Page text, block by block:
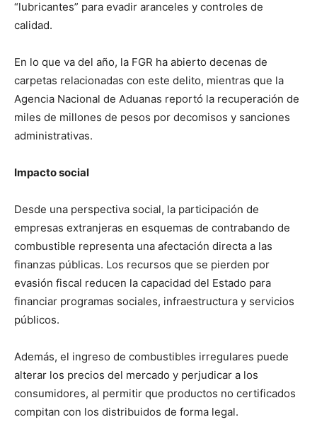
“lubricantes” para evadir aranceles y controles de
calidad.
En lo que va del año, la FGR ha abierto decenas de
carpetas relacionadas con este delito, mientras que la
Agencia Nacional de Aduanas reportó la recuperación de
miles de millones de pesos por decomisos y sanciones
administrativas.
Impacto social
Desde una perspectiva social, la participación de
empresas extranjeras en esquemas de contrabando de
combustible representa una afectación directa a las
finanzas públicas. Los recursos que se pierden por
evasión fiscal reducen la capacidad del Estado para
financiar programas sociales, infraestructura y servicios
públicos.
Además, el ingreso de combustibles irregulares puede
alterar los precios del mercado y perjudicar a los
consumidores, al permitir que productos no certificados
compitan con los distribuidos de forma legal.